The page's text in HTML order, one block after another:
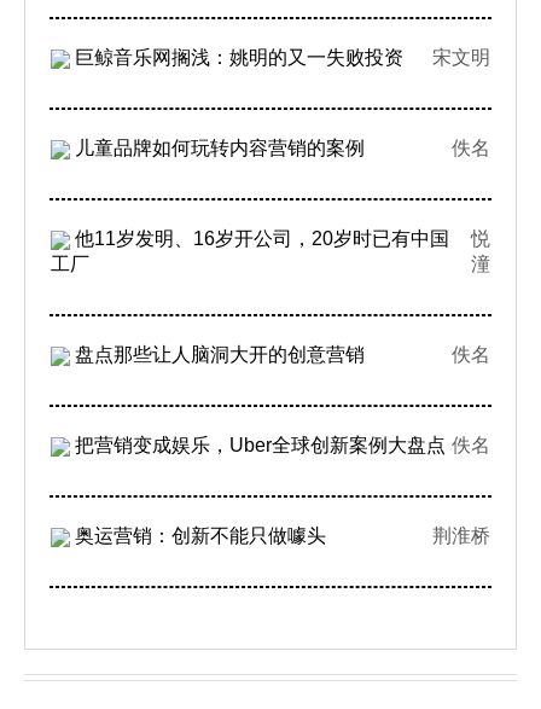
巨鲸音乐网搁浅：姚明的又一失败投资 宋文明
儿童品牌如何玩转内容营销的案例 佚名
他11岁发明、16岁开公司，20岁时已有中国
工厂
悦
潼
盘点那些让人脑洞大开的创意营销 佚名
把营销变成娱乐，Uber全球创新案例大盘点 佚名
奥运营销：创新不能只做噱头 荆淮桥